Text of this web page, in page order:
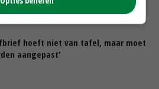
koeien hebben stro nodig’
hoeft niet van tafel, maar moet
aangepast’